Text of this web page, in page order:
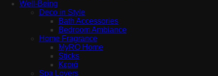
Well-Being
Deco in Style
Bath Accessories
Bedroom Ambiance
Home Fragrance
MyRO Home
Sticks
Κεριά
Spa Lovers